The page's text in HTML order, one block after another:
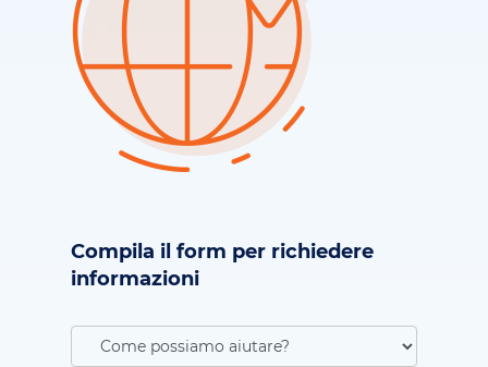
Compila il form per richiedere
informazioni